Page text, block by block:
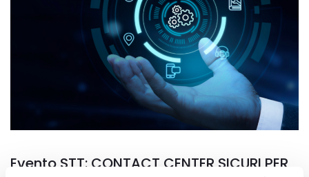
Evento STT: CONTACT CENTER SICURI PER